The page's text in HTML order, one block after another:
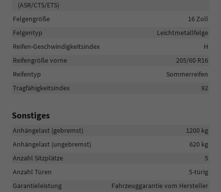
(ASR/CTS/ETS)
Felgengröße
16 Zoll
Felgentyp
Leichtmetallfelge
Reifen-Geschwindigkeitsindex
H
Reifengröße vorne
205/60 R16
Reifentyp
Sommerreifen
Tragfähigkeitsindex
92
Sonstiges
Anhängelast (gebremst)
1200 kg
Anhängelast (ungebremst)
620 kg
Anzahl Sitzplätze
5
Anzahl Türen
5-türig
Garantieleistung
Fahrzeuggarantie vom Hersteller